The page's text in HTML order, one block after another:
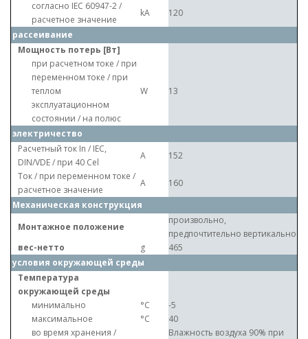
согласно IEC 60947-2 /
расчетное значение
kA
120
рассеивание
Мощность потерь [Вт]
при расчетном токе / при
переменном токе / при
теплом
эксплуатационном
состоянии / на полюс
W 13
электричество
Расчетный ток In / IEC,
DIN/VDE / при 40 Cel
A
152
Ток / при переменном токе /
расчетное значение
A
160
Механическая конструкция
Монтажное положение
произвольно,
предпочтительно вертикально
вес-нетто
g
465
условия окружающей среды
Температура
окружающей среды
минимально
°C
-5
максимальное
°C
40
во время хранения /
Влажность воздуха 90% при